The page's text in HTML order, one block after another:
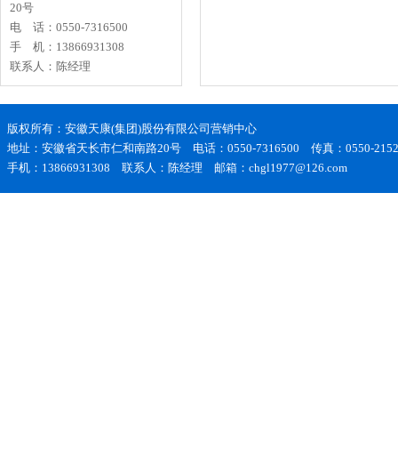
20号
电 话：0550-7316500
手 机：13866931308
联系人：陈经理
版权所有：安徽天康(集团)股份有限公司营销中心
地址：安徽省天长市仁和南路20号 电话：0550-7316500 传真：0550-
手机：13866931308 联系人：陈经理 邮箱：chgl1977@126.com